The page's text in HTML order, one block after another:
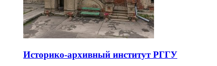
Историко-архивный институт РГГУ